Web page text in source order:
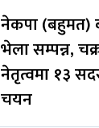
नेकपा (बहुमत)
भेला सम्पन्न,
नेतृत्वमा १३
चयन